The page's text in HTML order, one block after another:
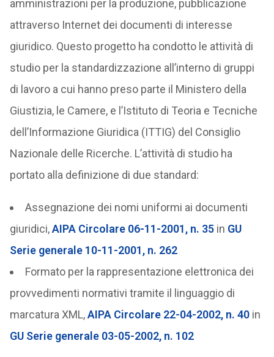
amministrazioni per la produzione, pubblicazione
attraverso Internet dei documenti di interesse
giuridico. Questo progetto ha condotto le attività di
studio per la standardizzazione all’interno di gruppi
di lavoro a cui hanno preso parte il Ministero della
Giustizia, le Camere, e l’Istituto di Teoria e Tecniche
dell’Informazione Giuridica (ITTIG) del Consiglio
Nazionale delle Ricerche. L’attività di studio ha
portato alla definizione di due standard:
Assegnazione dei nomi uniformi ai documenti
giuridici,AIPA Circolare 06-11-2001, n. 35in GU
Serie generale 10-11-2001, n. 262
Formato per la rappresentazione elettronica dei
provvedimenti normativi tramite il linguaggio di
marcatura XML,AIPA Circolare 22-04-2002, n. 40in
GU Serie generale 03-05-2002, n. 102